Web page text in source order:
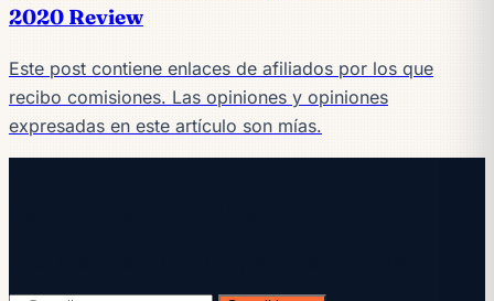
2020 Review
Este post contiene enlaces de afiliados por los que
recibo comisiones. Las opiniones y opiniones
expresadas en este artículo son mías.